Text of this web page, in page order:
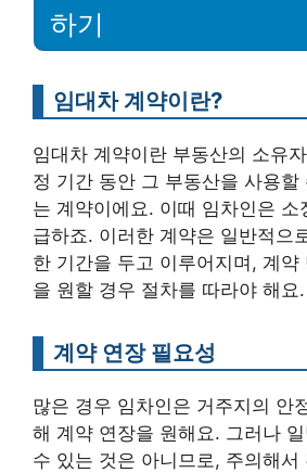
하기
임대차 계약이란?
임대차 계약이란 부동산의 소유
정 기간 동안 그 부동산을 사용할
는 계약이에요. 이때 임차인은 소
급하죠. 이러한 계약은 일반적으
한 기간을 두고 이루어지며, 계약
을 원할 경우 절차를 따라야 해요.
계약 연장 필요성
많은 경우 임차인은 거주지의 안
해 계약 연장을 원해요. 그러나
수 있는 것은 아니므로, 주의해서